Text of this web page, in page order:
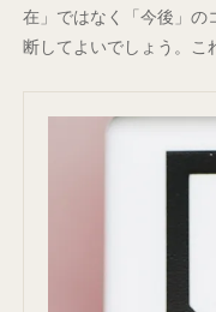
在」ではなく「今後」の
断してよいでしょう。こ